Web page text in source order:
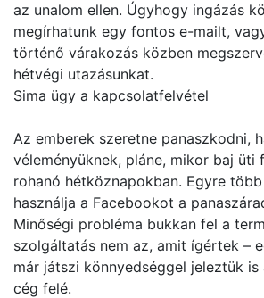
az unalom ellen. Úgyhogy ingázás
megírhatunk egy fontos e-mailt,
történő várakozás közben
hétvégi utazásunkat.
Sima ügy a kapcsolatfelvétel
Az emberek szeretne panaszkodni,
véleményüknek, pláne, mikor baj üti
rohanó hétköznapokban. Egyre
használja a Facebookot a
Minőségi probléma bukkan fel a
szolgáltatás nem az, amit ígértek –
már játszi könnyedséggel jeleztük is
cég felé.